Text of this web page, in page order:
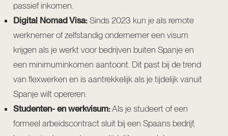
passief inkomen.
Digital Nomad Visa: Sinds 2023 kun je als remote
werknemer of zelfstandig ondernemer een visum
krijgen als je werkt voor bedrijven buiten Spanje en
een minimuminkomen aantoont. Dit past bij de trend
van flexwerken en is aantrekkelijk als je tijdelijk vanuit
Spanje wilt opereren.
Studenten- en werkvisum:Als je studeert of een
formeel arbeidscontract sluit bij een Spaans bedrijf,